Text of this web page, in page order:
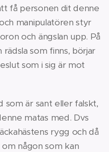
få personen dit denne
manipulatören styr
och ängslan upp. På
som finns, börjar
som i sig är mot
som är sant eller falskt,
matas med. Dvs
rygg och då
någon som kan